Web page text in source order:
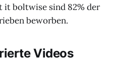
it boltwise sind 82% der
beworben.
Videos